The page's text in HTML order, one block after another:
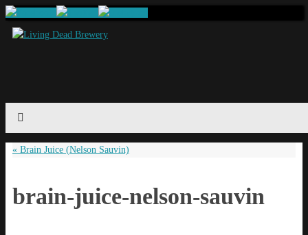
« Brain Juice (Nelson Sauvin)
brain-juice-nelson-sauvin